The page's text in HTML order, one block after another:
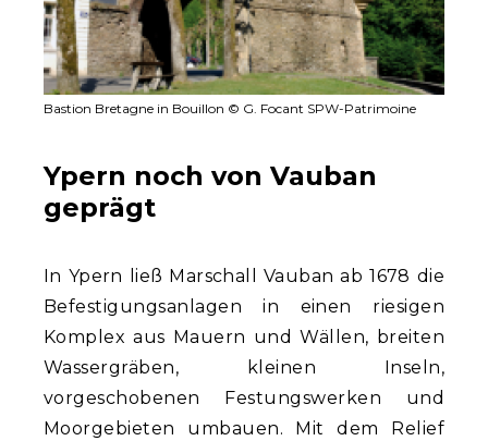
Bastion Bretagne in Bouillon © G. Focant SPW-Patrimoine
Ypern noch von Vauban
geprägt
In Ypern ließ Marschall Vauban ab 1678 die
Befestigungsanlagen in einen riesigen
Komplex aus Mauern und Wällen, breiten
Wassergräben, kleinen Inseln,
vorgeschobenen Festungswerken und
Moorgebieten umbauen. Mit dem Relief